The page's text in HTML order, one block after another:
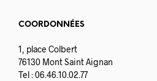
COORDONNÉES
1, place Colbert
76130 Mont Saint Aignan
Tel : 06.46.10.02.77